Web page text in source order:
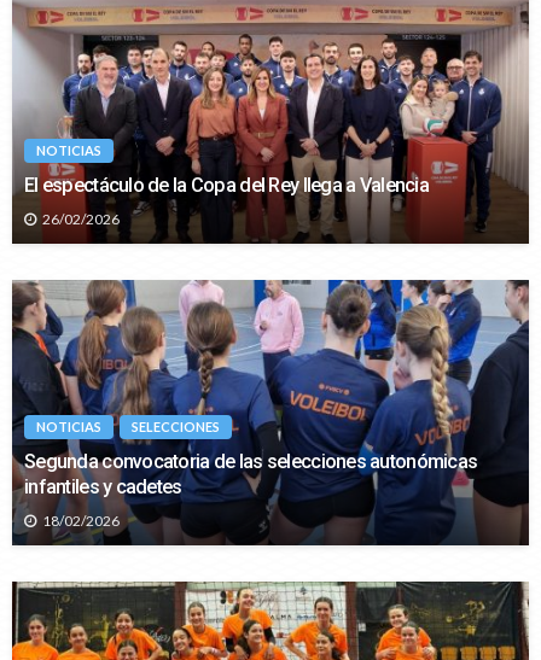
NOTICIAS
El espectáculo de la Copa del Rey llega a Valencia
26/02/2026
NOTICIAS SELECCIONES
Segunda convocatoria de las selecciones autonómicas
infantiles y cadetes
18/02/2026